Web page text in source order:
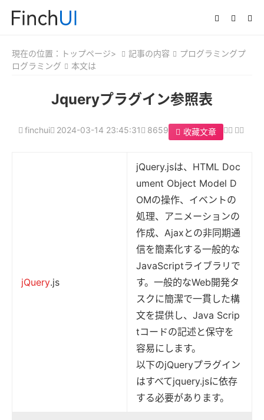
現在の位置： トップページ> 記事の内容
プログラミングプ
ログラミング
本文は
Jqueryプラグイン参照表
finchui 2024-03-14 23:45:31 8659 收藏文章
jQuery.js
jQuery.jsは、HTML Doc
ument Object Model D
OMの操作、イベントの
処理、アニメーションの
作成、Ajaxとの非同期通
信を簡素化する一般的な
JavaScriptライブラリで
す。一般的なWeb開発タ
スクに簡潔で一貫した構
文を提供し、Java Scrip
tコードの記述と保守を
容易にします。
以下のjQueryプラグイン
はすべてjquery.jsに依存
する必要があります。